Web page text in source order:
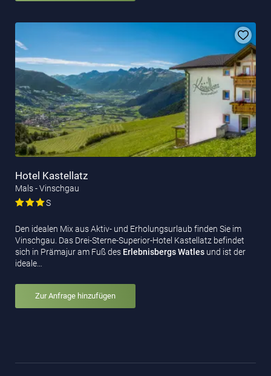
Hotel Kastellatz
Mals - Vinschgau
S
Den idealen Mix aus Aktiv- und Erholungsurlaub finden Sie im
Vinschgau. Das Drei-Sterne-Superior-Hotel Kastellatz befindet
sich in Prämajur am Fuß des Erlebnisbergs Watles und ist der
ideale…
Zur Anfrage hinzufügen